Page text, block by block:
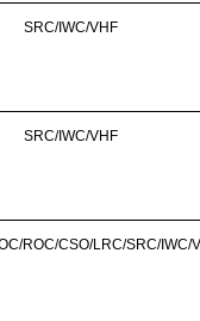
SRC/IWC/VHF
SRC/IWC/VHF
ROC/CSO/LRC/SRC/IWC/